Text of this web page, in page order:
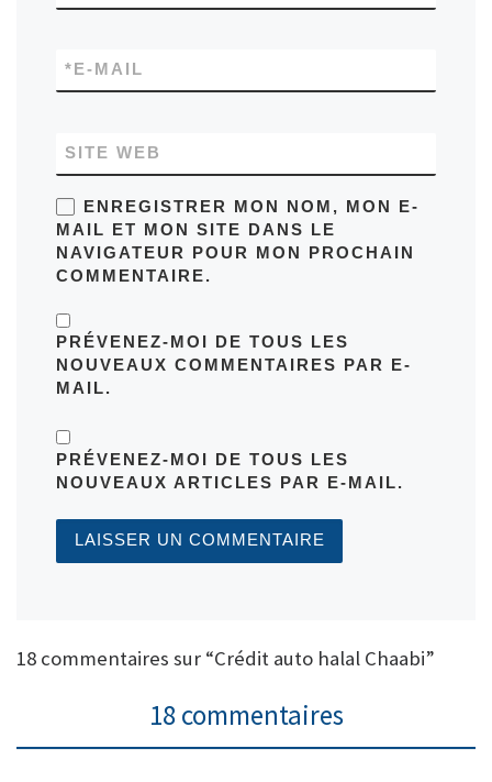
E-MAIL
*
SITE WEB
ENREGISTRER MON NOM, MON E-
MAIL ET MON SITE DANS LE
NAVIGATEUR POUR MON PROCHAIN
COMMENTAIRE.
PRÉVENEZ-MOI DE TOUS LES
NOUVEAUX COMMENTAIRES PAR E-
MAIL.
PRÉVENEZ-MOI DE TOUS LES
NOUVEAUX ARTICLES PAR E-MAIL.
18 commentaires sur “Crédit auto halal Chaabi”
18 commentaires